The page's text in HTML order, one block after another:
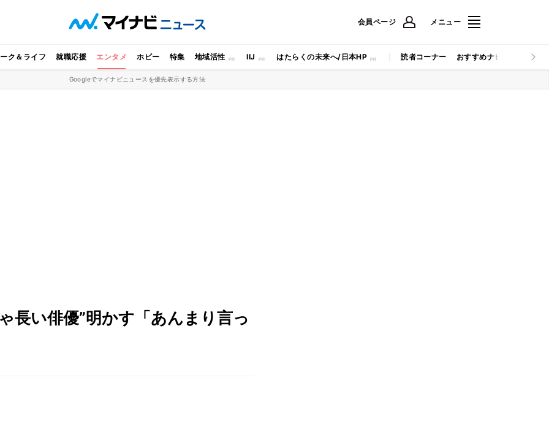
会員ページ メニュー
ク＆ライフ 就職応援 エンタメ ホビー 特集 地域活性 IIJ はたらくの未来へ/日本HP 読者コーナー おすすめナビ マイナビ
Googleでマイナビニュースを優先表示する方法
長い俳優”明かす「あんまり言っ